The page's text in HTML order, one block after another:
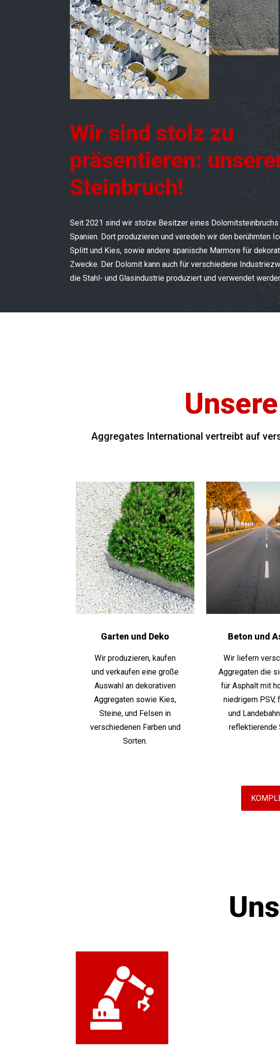
Wir sind stolz zu
präsentieren:
Steinbruch!
Seit 2021 sind wir stolze Besitzer eines Dolomitsteinbruchs
Spanien. Dort produzieren und veredeln wir den berühmten
Splitt und Kies, sowie andere spanische Marmore für
Zwecke. Der Dolomit kann auch für verschiedene
die Stahl- und Glasindustrie produziert und verwendet
Aggregates International vertreibt auf
Garten und Deko
Wir produzieren, kaufen
und verkaufen eine große
Auswahl an dekorativen
Aggregaten sowie Kies,
Steine, und Felsen in
verschiedenen Farben und
Sorten.
Beton und
Wir liefern
Aggregaten die
für Asphalt mit
niedrigem PSV,
und
reflektierende